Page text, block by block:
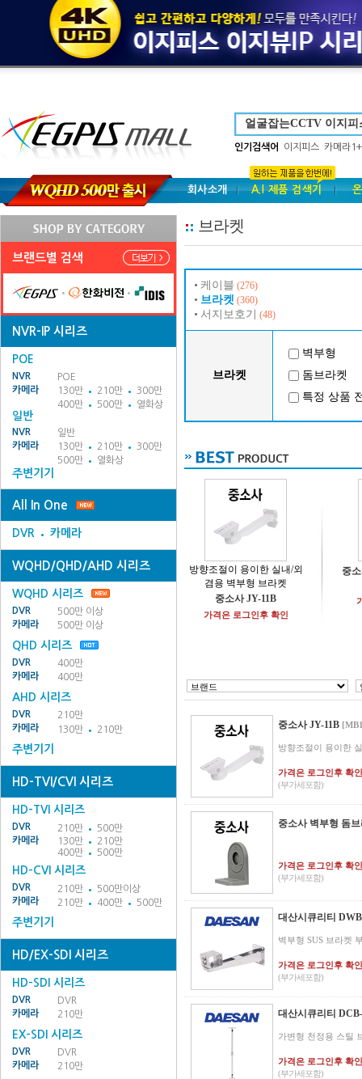
인기검색어 이지피스 카메라
회사소개 A.I 제품 검색기
브랜드별 검색
NVR-IP 시리즈
POE
NVR
POE
카메라
130만 210만
300만
400만
500만 열화상
일반
NVR
일반
카메라
130만 210만
300만
500만
열화상
주변기기
All In One
DVR 카메라
WQHD/QHD/AHD 시리즈
WQHD 시리즈
DVR
500만 이상
카메라
500만 이상
QHD 시리즈
DVR
400만
카메라
400만
AHD 시리즈
DVR
210만
카메라
130만 210만
주변기기
HD-TVI/CVI 시리즈
HD-TVI 시리즈
DVR 210만
500만
카메라
130만
210만
400만
500만
HD-CVI 시리즈
DVR 210만
500만이상
카메라
210만 400만 500만
주변기기
HD/EX-SDI 시리즈
HD-SDI 시리즈
DVR
DVR
카메라
210만
EX-SDI 시리즈
DVR
DVR
카메라
210만
브라켓
케이블 (276)
브라켓 (360)
서지보호기 (48)
브라켓
벽부형
돔브라켓
특정 상품
방향조절이 용이한 실내/외
겸용 벽부형 브라켓
중소사 JY-11B
가격은 로그인후 확인
중
중소사 JY-11B
방향조절이 용이한
가격은 로그인후 확인
(부가세포함)
중소사 벽부형 돔
가격은 로그인후 확인
(부가세포함)
대산시큐리티
벽부형 SUS 브라켓
가격은 로그인후 확인
(부가세포함)
대산시큐리티
가변형 천정용 스틸
가격은 로그인후 확인
(부가세포함)